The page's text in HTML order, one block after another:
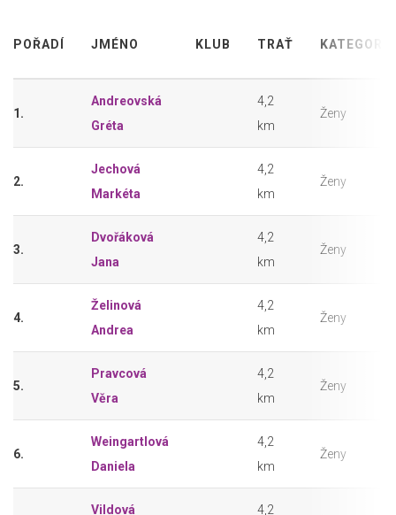
POŘADÍ JMÉNO KLUB TRAŤ KATEGORIE
1.
Andreovská
Gréta
4,2
km
Ženy
2.
Jechová
Markéta
4,2
km
Ženy
3.
Dvořáková
Jana
4,2
km
Ženy
4.
Želinová
Andrea
4,2
km
Ženy
5.
Pravcová
Věra
4,2
km
Ženy
6.
Weingartlová
Daniela
4,2
km
Ženy
Vildová
4,2